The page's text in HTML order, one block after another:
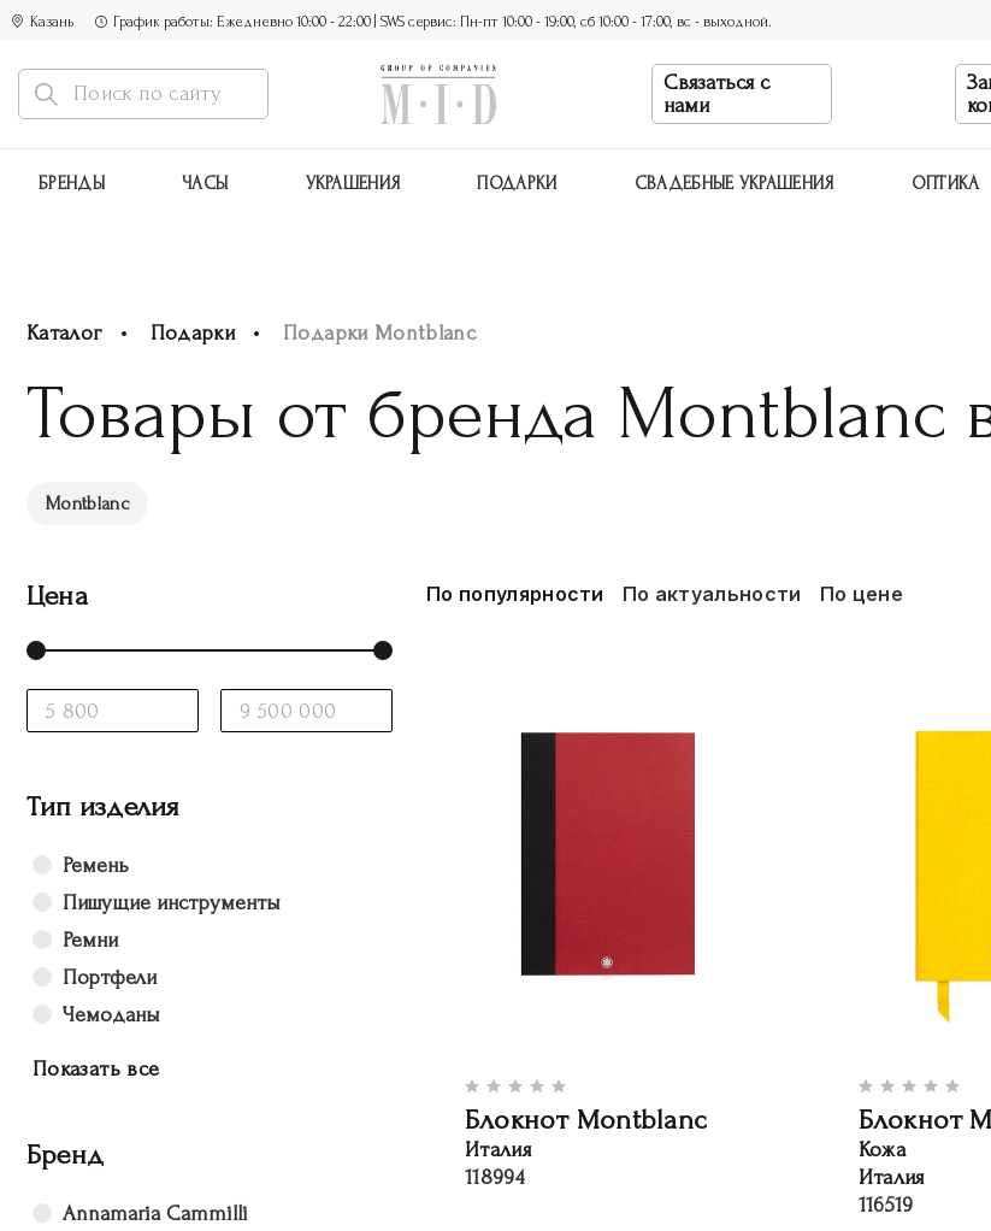
Казань График работы: Ежедневно 10:00 - 22:00 | SWS сервис: Пн-пт 10:00 - 19:00, сб 10:00 - 17:00, вс - выходной.
Связаться с
нами
БРЕНДЫ ЧАСЫ УКРАШЕНИЯ ПОДАРКИ СВАДЕБНЫЕ УКРАШЕНИЯ ОПТИКА
Каталог Подарки Подарки Montblanc
Товары от бренда Montblanc
Montblanc
Цена
Тип изделия
Ремень
Пишущие инструменты
Ремни
Портфели
Чемоданы
Показать все
Бренд
Annamaria Cammilli
По популярности По актуальности По цене
Блокнот Montblanc
Италия
118994
Блокнот
Кожа
Италия
116519